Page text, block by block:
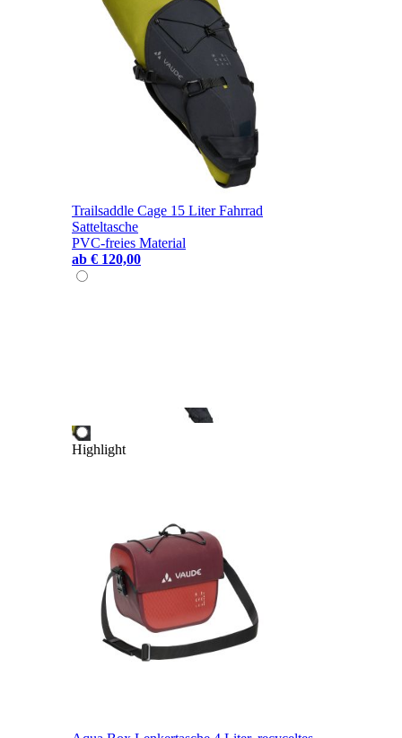
Trailsaddle Cage 15 Liter Fahrrad
Satteltasche
PVC-freies Material
ab € 120,00
Highlight